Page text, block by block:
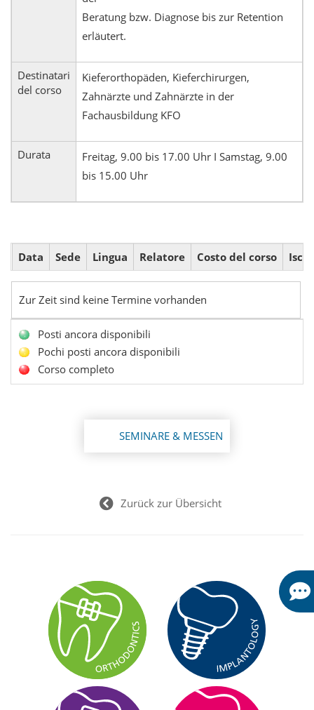
Beratung bzw. Diagnose bis zur Retention
erläutert.
Destinatari
del corso
Kieferorthopäden, Kieferchirurgen,
Zahnärzte und Zahnärzte in der
Fachausbildung KFO
Durata
Freitag, 9.00 bis 17.00 Uhr I Samstag, 9.00
bis 15.00 Uhr
Data Sede Lingua Relatore Costo del corso
Zur Zeit sind keine Termine vorhanden
Posti ancora disponibili
Pochi posti ancora disponibili
Corso completo
SEMINARE & MESSEN
Zurück zur Übersicht